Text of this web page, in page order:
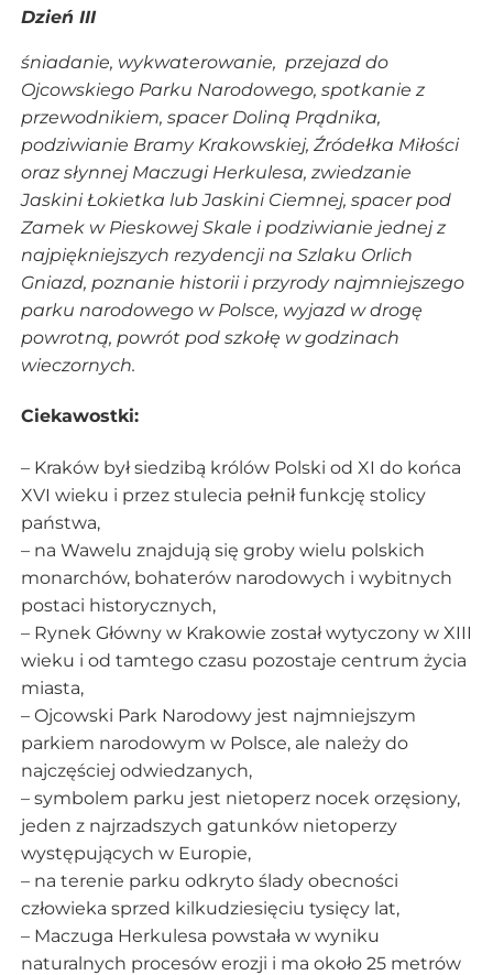
Dzień III
śniadanie, wykwaterowanie, przejazd do
Ojcowskiego Parku Narodowego, spotkanie z
przewodnikiem, spacer Doliną Prądnika,
podziwianie Bramy Krakowskiej, Źródełka Miłości
oraz słynnej Maczugi Herkulesa, zwiedzanie
Jaskini Łokietka lub Jaskini Ciemnej, spacer pod
Zamek w Pieskowej Skale i podziwianie jednej z
najpiękniejszych rezydencji na Szlaku Orlich
Gniazd, poznanie historii i przyrody najmniejszego
parku narodowego w Polsce, wyjazd w drogę
powrotną, powrót pod szkołę w godzinach
wieczornych.
Ciekawostki:
– Kraków był siedzibą królów Polski od XI do końca
XVI wieku i przez stulecia pełnił funkcję stolicy
państwa,
– na Wawelu znajdują się groby wielu polskich
monarchów, bohaterów narodowych i wybitnych
postaci historycznych,
– Rynek Główny w Krakowie został wytyczony w XIII
wieku i od tamtego czasu pozostaje centrum życia
miasta,
– Ojcowski Park Narodowy jest najmniejszym
parkiem narodowym w Polsce, ale należy do
najczęściej odwiedzanych,
– symbolem parku jest nietoperz nocek orzęsiony,
jeden z najrzadszych gatunków nietoperzy
występujących w Europie,
– na terenie parku odkryto ślady obecności
człowieka sprzed kilkudziesięciu tysięcy lat,
– Maczuga Herkulesa powstała w wyniku
naturalnych procesów erozji i ma około 25 metrów